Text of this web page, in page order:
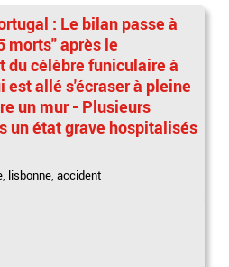
: Le bilan passe à
morts" après le
du célèbre funiculaire à
est allé s'écraser à pleine
un mur - Plusieurs
un état grave hospitalisés
, lisbonne,accident